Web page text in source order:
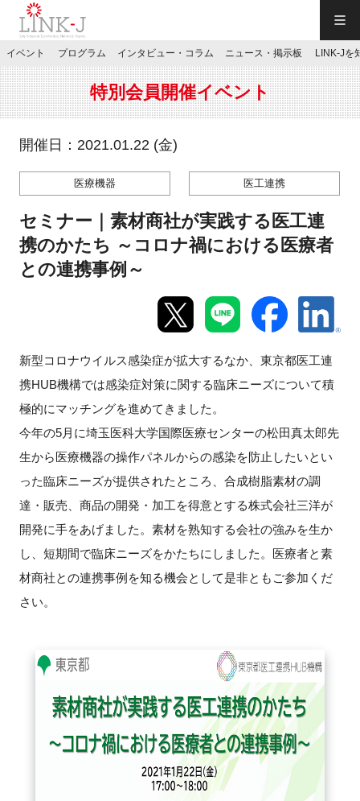
JP／EN
特別会員専用メニュー
施設ご予約
新規登録
イベント
プログラム
ニュース・掲示板
LINK-Jを知る
イベントお知らせメール登録
イベント プログラム インタビュー・コラム ニュース・掲示板 LINK-Jを
特別会員開催イベント
開催日：2021.01.22 (金)
医療機器 医工連携
セミナー｜素材商社が実践する医工連
携のかたち ～コロナ禍における医療者
との連携事例～
新型コロナウイルス感染症が拡大するなか、東京都医工連
携HUB機構では感染症対策に関する臨床ニーズについて積
極的にマッチングを進めてきました。
今年の5月に埼玉医科大学国際医療センターの松田真太郎先
生から医療機器の操作パネルからの感染を防止したいとい
った臨床ニーズが提供されたところ、合成樹脂素材の調
達・販売、商品の開発・加工を得意とする株式会社三洋が
開発に手をあげました。素材を熟知する会社の強みを生か
し、短期間で臨床ニーズをかたちにしました。医療者と素
材商社との連携事例を知る機会として是非ともご参加くだ
さい。